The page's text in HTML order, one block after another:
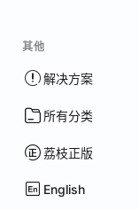
其他
解决方案
所有分类
荔枝正版
English